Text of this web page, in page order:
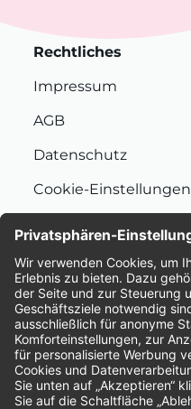
Rechtliches
Impressum
AGB
Datenschutz
Cookie-Einstellungen
Bewertungen